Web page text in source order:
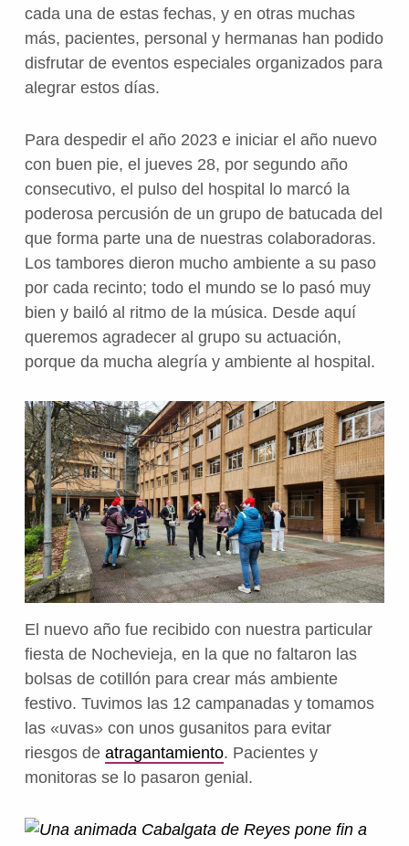
cada una de estas fechas, y en otras muchas
más, pacientes, personal y hermanas han podido
disfrutar de eventos especiales organizados para
alegrar estos días.
Para despedir el año 2023 e iniciar el año nuevo
con buen pie, el jueves 28, por segundo año
consecutivo, el pulso del hospital lo marcó la
poderosa percusión de un grupo de batucada del
que forma parte una de nuestras colaboradoras.
Los tambores dieron mucho ambiente a su paso
por cada recinto; todo el mundo se lo pasó muy
bien y bailó al ritmo de la música. Desde aquí
queremos agradecer al grupo su actuación,
porque da mucha alegría y ambiente al hospital.
El nuevo año fue recibido con nuestra particular
fiesta de Nochevieja, en la que no faltaron las
bolsas de cotillón para crear más ambiente
festivo. Tuvimos las 12 campanadas y tomamos
las «uvas» con unos gusanitos para evitar
riesgos de atragantamiento. Pacientes y
monitoras se lo pasaron genial.